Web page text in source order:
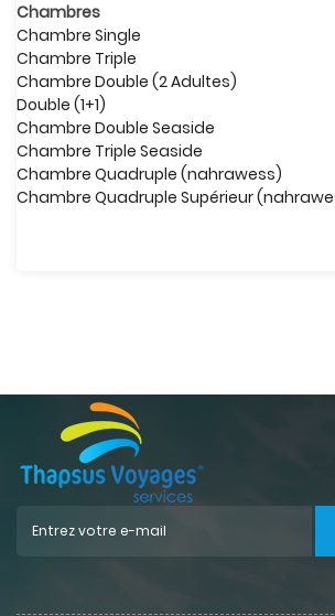
Chambres
Chambre Single
Chambre Triple
Chambre Double (2 Adultes)
Double (1+1)
Chambre Double Seaside
Chambre Triple Seaside
Chambre Quadruple (nahrawess)
Chambre Quadruple Supérieur